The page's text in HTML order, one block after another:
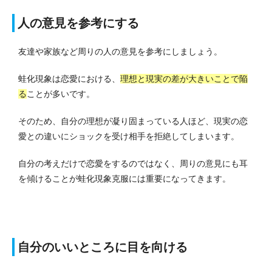
人の意見を参考にする
友達や家族など周りの人の意見を参考にしましょう。
蛙化現象は恋愛における、 理想と現実の差が大きいことで陥
ることが多いです。
そのため、自分の理想が凝り固まっている人ほど、現実の恋
愛との違いにショックを受け相手を拒絶してしまいます。
自分の考えだけで恋愛をするのではなく、周りの意見にも耳
を傾けることが蛙化現象克服には重要になってきます。
自分のいいところに目を向ける